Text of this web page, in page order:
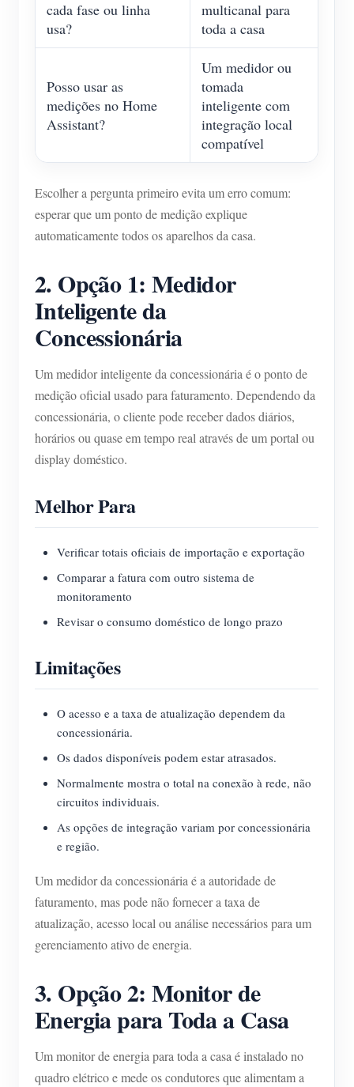
cada fase ou linha
usa?
multicanal para
toda a casa
Posso usar as
medições no Home
Assistant?
Um medidor ou
tomada
inteligente com
integração local
compatível
Escolher a pergunta primeiro evita um erro comum:
esperar que um ponto de medição explique
automaticamente todos os aparelhos da casa.
2. Opção 1: Medidor
Inteligente da
Concessionária
Um medidor inteligente da concessionária é o ponto de
medição oficial usado para faturamento. Dependendo da
concessionária, o cliente pode receber dados diários,
horários ou quase em tempo real através de um portal ou
display doméstico.
Melhor Para
Verificar totais oficiais de importação e exportação
Comparar a fatura com outro sistema de
monitoramento
Revisar o consumo doméstico de longo prazo
Limitações
O acesso e a taxa de atualização dependem da
concessionária.
Os dados disponíveis podem estar atrasados.
Normalmente mostra o total na conexão à rede, não
circuitos individuais.
As opções de integração variam por concessionária
e região.
Um medidor da concessionária é a autoridade de
faturamento, mas pode não fornecer a taxa de
atualização, acesso local ou análise necessários para um
gerenciamento ativo de energia.
3. Opção 2: Monitor de
Energia para Toda a Casa
Um monitor de energia para toda a casa é instalado no
quadro elétrico e mede os condutores que alimentam a